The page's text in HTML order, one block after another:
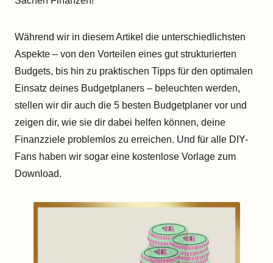
Während wir in diesem Artikel die unterschiedlichsten
Aspekte – von den Vorteilen eines gut strukturierten
Budgets, bis hin zu praktischen Tipps für den optimalen
Einsatz deines Budgetplaners – beleuchten werden,
stellen wir dir auch die 5 besten Budgetplaner vor und
zeigen dir, wie sie dir dabei helfen können, deine
Finanzziele problemlos zu erreichen. Und für alle DIY-
Fans haben wir sogar eine kostenlose Vorlage zum
Download.